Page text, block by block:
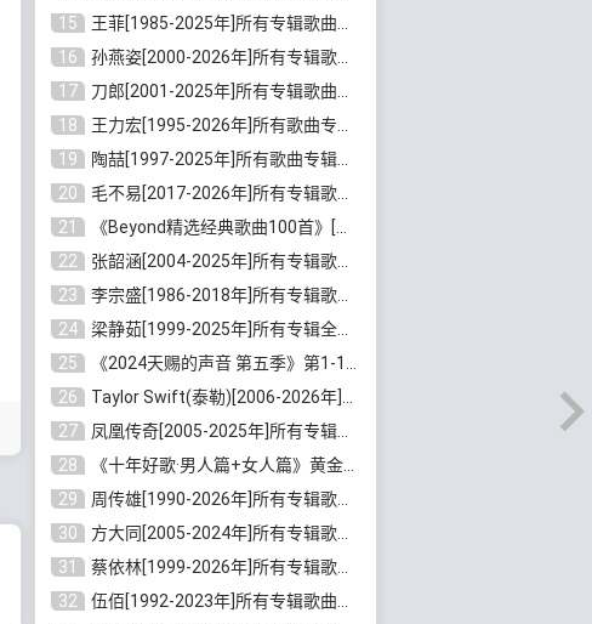
15
王菲[1985-2025年]所有专辑歌曲合集[无损FLAC/WAV/APE分轨+MP3/23.06GB]百度云网盘下载
16
孙燕姿[2000-2026年]所有专辑歌曲合集[无损FLAC/MP3/9.73GB]百度云网盘下载
17
刀郎[2001-2025年]所有专辑歌曲合集打包[无损FLAC/MP3/8.91GB]百度云网盘下载
18
王力宏[1995-2026年]所有歌曲专辑合集[无损FLAC/MP3/14.41GB]百度云网盘下载
19
陶喆[1997-2025年]所有歌曲专辑合集[无损FLAC/MP3/7.75GB]百度云网盘下载
20
毛不易[2017-2026年]所有专辑歌曲合集[无损FLAC/MP3/5.72GB]百度云网盘下载
21
《Beyond精选经典歌曲100首》[无损FLAC/MP3/3.85GB]百度云网盘下载
22
张韶涵[2004-2025年]所有专辑歌曲合集 [无损MP3/FLAC/7.5GB]百度云网盘下载
23
李宗盛[1986-2018年]所有专辑歌曲合集打包[无损FLAC/MP3/8.82GB]百度云网盘下载
24
梁静茹[1999-2025年]所有专辑全部歌曲打包[无损FLAC/MP3/10.71GB]百度云网盘下载
25
《2024天赐的声音 第五季》第1-12期歌曲[无损FLAC/MP3]百度云网盘下载
26
Taylor Swift(泰勒)[2006-2026年]所有歌曲合集打包[无损FLAC/MP3/23.78GB]百度云网盘下载
27
凤凰传奇[2005-2025年]所有专辑歌曲合集[无损WAV/FLAC+MP3/11.62GB]百度云网盘下载
28
《十年好歌·男人篇+女人篇》黄金国语珍藏6CD[无损WAV/MP3/4.09GB]百度云网盘下载
29
周传雄[1990-2026年]所有专辑歌曲全集[无损FLAC/MP3/10GB]百度云网盘下载
30
方大同[2005-2024年]所有专辑歌曲合集[高品质MP3+无损FLAC/7.59GB]百度云网盘下载
31
蔡依林[1999-2026年]所有专辑歌曲合集[无损FLAC/MP3/23.32GB]百度云网盘下载
32
伍佰[1992-2023年]所有专辑歌曲合集[高品质MP3/320K/3.92GB]百度云网盘下载